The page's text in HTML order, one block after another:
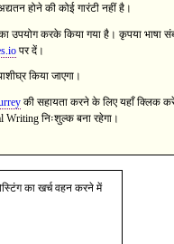
होने की कोई गारंटी नहीं है।
उपयोग करके किया गया है। कृपया भाषा
पर दें।
किया जाएगा।
की सहायता करने के लिए यहाँ क्लिक
Writing निःशुल्क बना रहेगा।
का खर्च वहन करने में